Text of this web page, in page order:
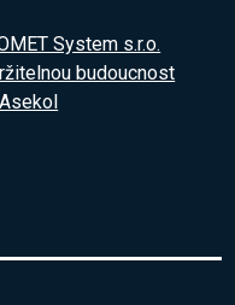
System s.r.o.
budoucnost